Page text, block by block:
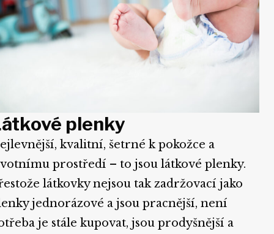
plenky
kvalitní, šetrné k pokožce a
prostředí – to jsou látkové plenky.
látkovky nejsou tak zadržovací jako
jednorázové a jsou pracnější, není
je stále kupovat, jsou prodyšnější a